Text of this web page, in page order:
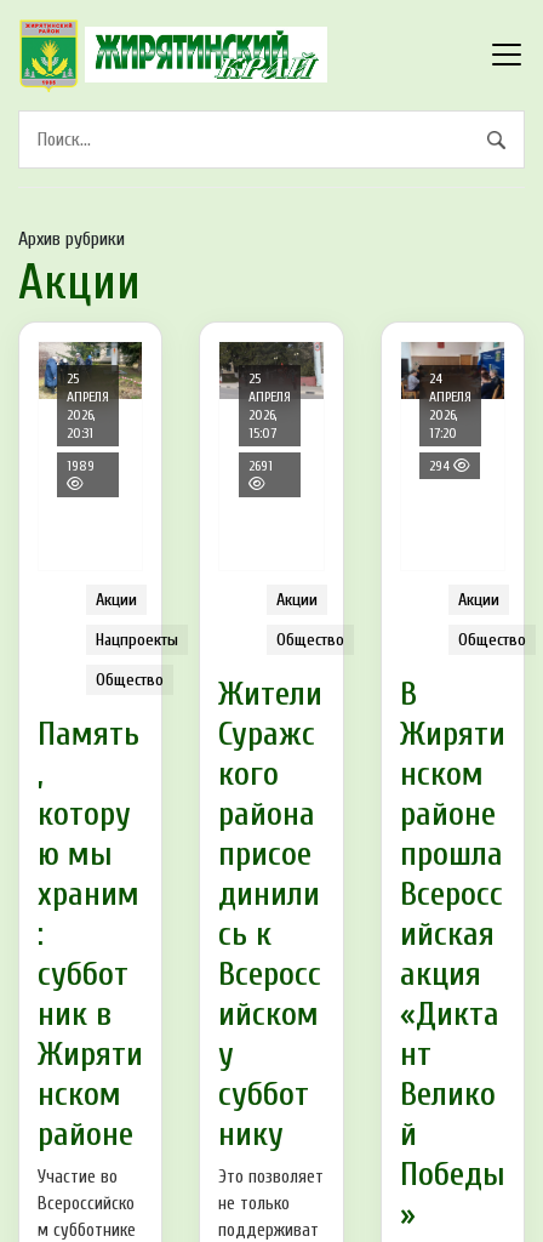
Архив рубрики
Акции
25
АПРЕЛЯ
2026,
20:31
1989
Акции
Нацпроекты
Общество
Память
,
котору
ю мы
храним
:
суббот
ник в
Жиряти
нском
районе
Участие во
Всероссийско
м субботнике
25
АПРЕЛЯ
2026,
15:07
2691
Акции
Общество
Жители
Суражс
кого
района
присое
динили
сь к
Всеросс
ийском
у
суббот
нику
Это позволяет
не только
поддерживат
24
АПРЕЛЯ
2026,
17:20
294
Акции
Общество
В
Жиряти
нском
районе
прошла
Всеросс
ийская
акция
«Дикта
нт
Велико
й
Победы
»